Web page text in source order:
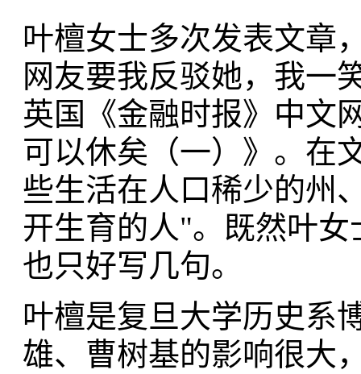
叶檀女士多次发表文章
网友要我反驳她，我一
英国《金融时报》中文
可以休矣（一）》。在
些生活在人口稀少的州
开生育的人"。既然叶
也只好写几句。
叶檀是复旦大学历史系
雄、曹树基的影响很大